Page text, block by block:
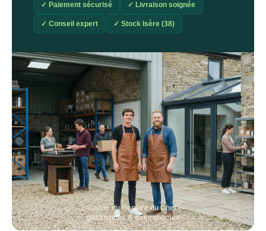
✓ Paiement sécurisé ✓ Livraison soignée
✓ Conseil expert ✓ Stock Isère (38)
L'équipe du Repaire du Chef —
passionnés & gastronomes